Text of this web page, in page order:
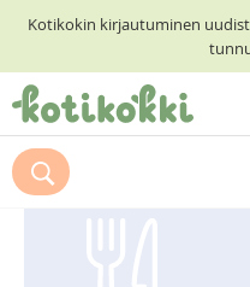
Kotikokin kirjautuminen
ETUSIVU
RESEPTIHAKU
Suosittelemme myös